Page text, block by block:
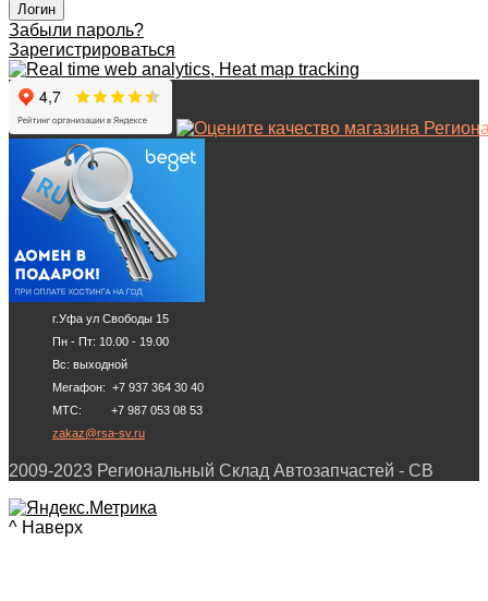
Забыли пароль?
Зарегистрироваться
г.Уфа ул Свободы 15
Пн - Пт: 10.00 - 19.00
Вс: выходной
Мегафон: +7 937 364 30 40
МТС: +7 987 053 08 53
zakaz@rsa-sv.ru
2009-2023 Региональный Склад Автозапчастей - СВ
^ Наверх